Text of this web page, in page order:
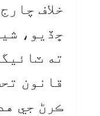
خلاف
ڇڏيو،
ته
قانون
ڪرڻ جي